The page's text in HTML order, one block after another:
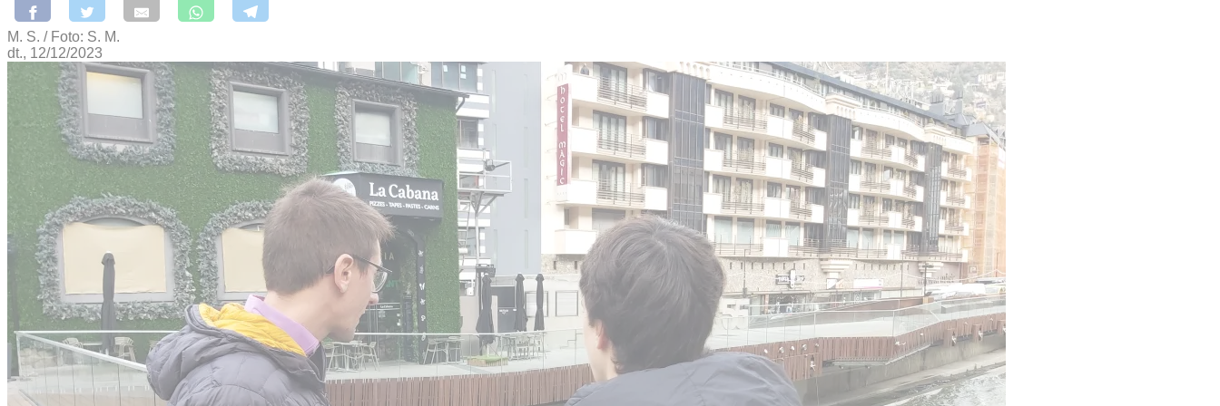
M. S. / Foto: S. M.
dt., 12/12/2023